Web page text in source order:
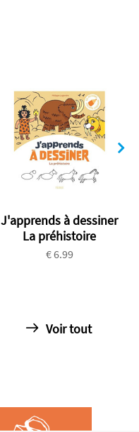
J'apprends à dessiner
La préhistoire
€ 6.99
Voir tout